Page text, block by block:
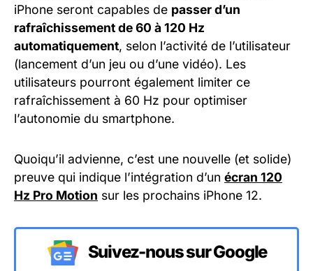
iPhone seront capables de passer d’un
rafraîchissement de 60 à 120 Hz
automatiquement, selon l’activité de l’utilisateur
(lancement d’un jeu ou d’une vidéo). Les
utilisateurs pourront également limiter ce
rafraîchissement à 60 Hz pour optimiser
l’autonomie du smartphone.
Quoiqu’il advienne, c’est une nouvelle (et solide)
preuve qui indique l’intégration d’un écran 120
Hz Pro Motion sur les prochains iPhone 12.
Suivez-nous sur Google